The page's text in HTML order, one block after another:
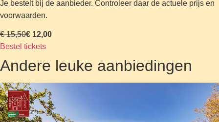
Je bestelt bij de aanbieder. Controleer daar de actuele prijs en
voorwaarden.
€ 15,50€ 12,00
Bestel tickets
Andere leuke aanbiedingen